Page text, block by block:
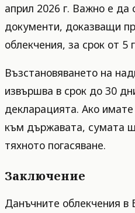
април 2026 г. Важно е да
документи, доказващи
облекчения, за срок от 5
Възстановяването на
извършва в срок до 30
декларацията. Ако
към държавата, сумата
тяхното погасяване.
Заключение
Данъчните облекчения в